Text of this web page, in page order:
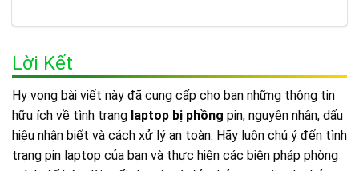
Lời Kết
Hy vọng bài viết này đã cung cấp cho bạn những thông tin
hữu ích về tình trạng laptop bị phồng pin, nguyên nhân, dấu
hiệu nhận biết và cách xử lý an toàn. Hãy luôn chú ý đến tình
trạng pin laptop của bạn và thực hiện các biện pháp phòng